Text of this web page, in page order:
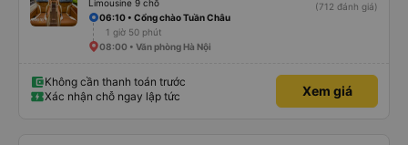
Limousine 9 chỗ
(712 đánh giá)
06:10 • Cổng chào Tuần Châu
1 giờ 50 phút
08:00 • Văn phòng Hà Nội
Không cần thanh toán trước
Xác nhận chỗ ngay lập tức
Xem giá